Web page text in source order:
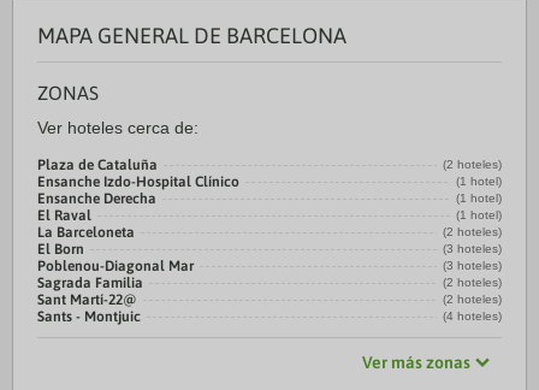
MAPA GENERAL DE BARCELONA
ZONAS
Ver hoteles cerca de:
Plaza de Cataluña (2 hoteles)
Ensanche Izdo-Hospital Clínico (1 hotel)
Ensanche Derecha (1 hotel)
El Raval (1 hotel)
La Barceloneta (2 hoteles)
El Born (3 hoteles)
Poblenou-Diagonal Mar (3 hoteles)
Sagrada Familia (2 hoteles)
Sant Martí-22@ (2 hoteles)
Sants - Montjuic (4 hoteles)
Ver más zonas